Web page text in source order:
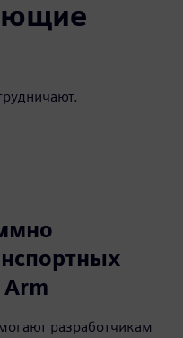
Arm
разработчикам